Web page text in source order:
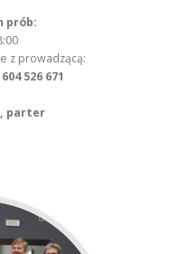
prób:
z prowadzącą:
526 671
parter